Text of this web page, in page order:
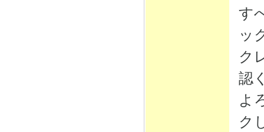
す
ッ
ク
認
よ
ク